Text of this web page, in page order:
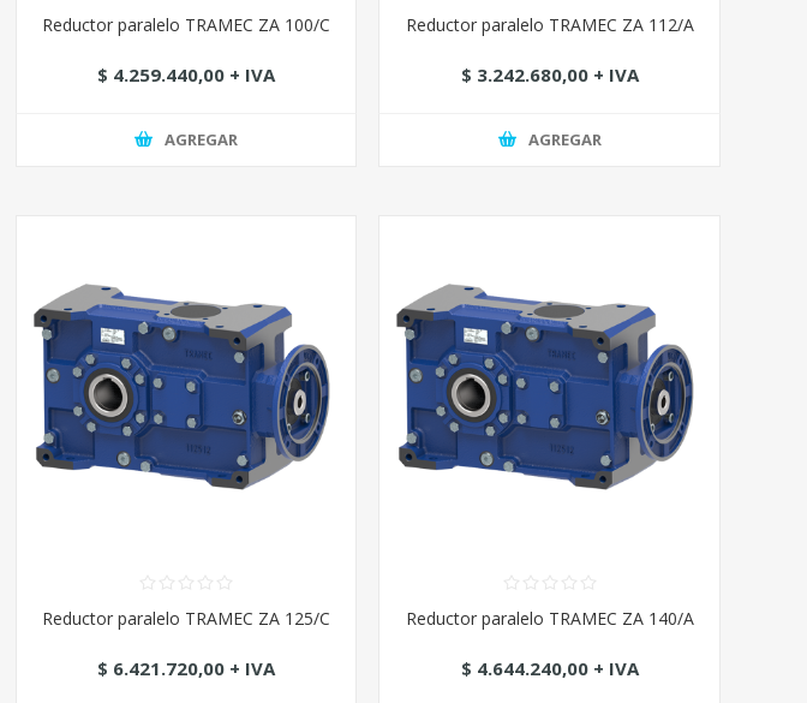
Reductor paralelo TRAMEC ZA 100/C
$ 4.259.440,00 + IVA
AGREGAR
Reductor paralelo TRAMEC ZA 112/A
$ 3.242.680,00 + IVA
AGREGAR
Reductor paralelo TRAMEC ZA 125/C
$ 6.421.720,00 + IVA
Reductor paralelo TRAMEC ZA 140/A
$ 4.644.240,00 + IVA